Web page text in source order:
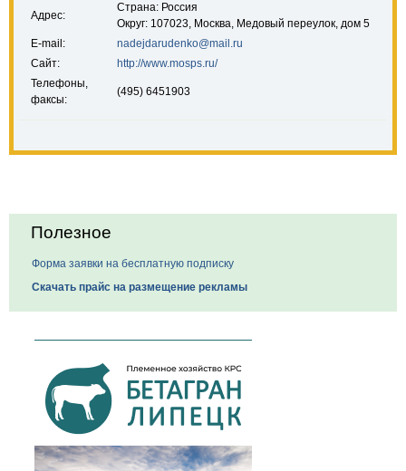
Адрес:
Страна: Россия
Округ: 107023, Москва, Медовый переулок, дом 5
E-mail:
nadejdarudenko@mail.ru
Сайт:
http://www.mosps.ru/
Телефоны,
факсы:
(495) 6451903
Полезное
Форма заявки на бесплатную подписку
Скачать прайс на размещение рекламы